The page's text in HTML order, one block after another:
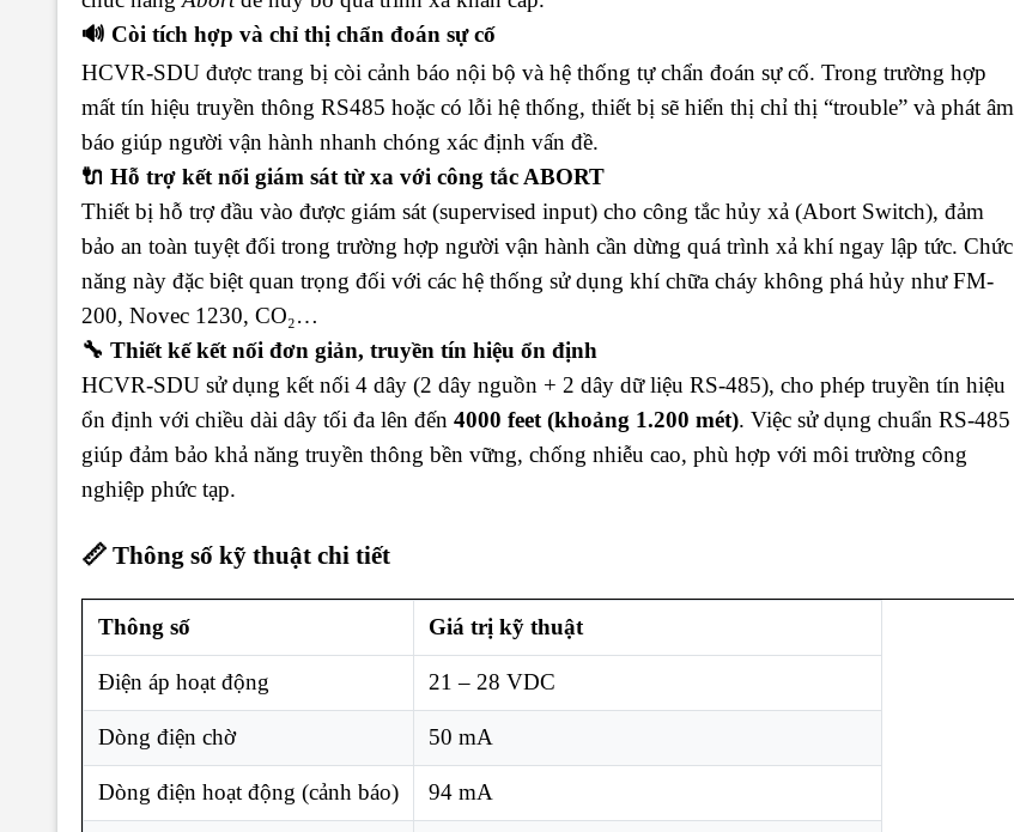
🔊 Còi tích hợp và chỉ thị chẩn đoán sự cố
HCVR-SDU được trang bị còi cảnh báo nội bộ và hệ thống tự chẩn đoán sự cố. Trong trường hợp
mất tín hiệu truyền thông RS485 hoặc có lỗi hệ thống, thiết bị sẽ hiển thị chỉ thị “trouble” và phát âm
báo giúp người vận hành nhanh chóng xác định vấn đề.
🔌 Hỗ trợ kết nối giám sát từ xa với công tắc ABORT
Thiết bị hỗ trợ đầu vào được giám sát (supervised input) cho công tắc hủy xả (Abort Switch), đảm
bảo an toàn tuyệt đối trong trường hợp người vận hành cần dừng quá trình xả khí ngay lập tức. Chức
năng này đặc biệt quan trọng đối với các hệ thống sử dụng khí chữa cháy không phá hủy như FM-
200, Novec 1230, CO₂…
🔧 Thiết kế kết nối đơn giản, truyền tín hiệu ổn định
HCVR-SDU sử dụng kết nối 4 dây (2 dây nguồn + 2 dây dữ liệu RS-485), cho phép truyền tín hiệu
ổn định với chiều dài dây tối đa lên đến 4000 feet (khoảng 1.200 mét). Việc sử dụng chuẩn RS-485
giúp đảm bảo khả năng truyền thông bền vững, chống nhiễu cao, phù hợp với môi trường công
nghiệp phức tạp.
📏 Thông số kỹ thuật chi tiết
Thông số Giá trị kỹ thuật
Điện áp hoạt động 21 – 28 VDC
Dòng điện chờ 50 mA
Dòng điện hoạt động (cảnh báo) 94 mA